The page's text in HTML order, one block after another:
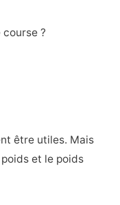
?
être utiles. Mais
et le poids